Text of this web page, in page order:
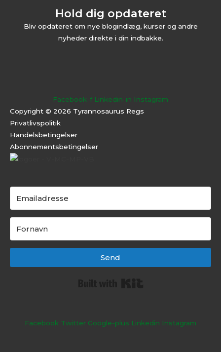
Hold dig opdateret
Bliv opdateret om nye blogindlæg, kurser og andre
nyheder direkte i din indbakke.
Facebook-f Linkedin-in Instagram
Copyright © 2026 Tyrannosaurus Regs
Privatlivspolitik
Handelsbetingelser
Abonnementsbetingelser
Send
Facebook Twitter Google-plus Linkedin Instagram